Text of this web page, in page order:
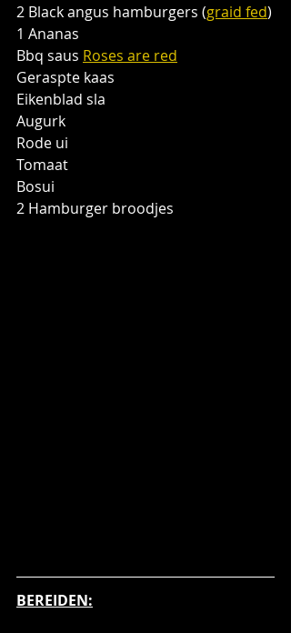
2 Black angus hamburgers (graid fed)
1 Ananas
Bbq saus Roses are red
Geraspte kaas
Eikenblad sla
Augurk
Rode ui
Tomaat
Bosui
2 Hamburger broodjes
BEREIDEN: